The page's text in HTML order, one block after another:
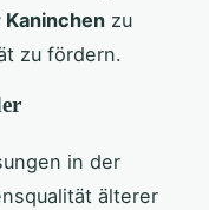
zu
zu fördern.
in der
älterer